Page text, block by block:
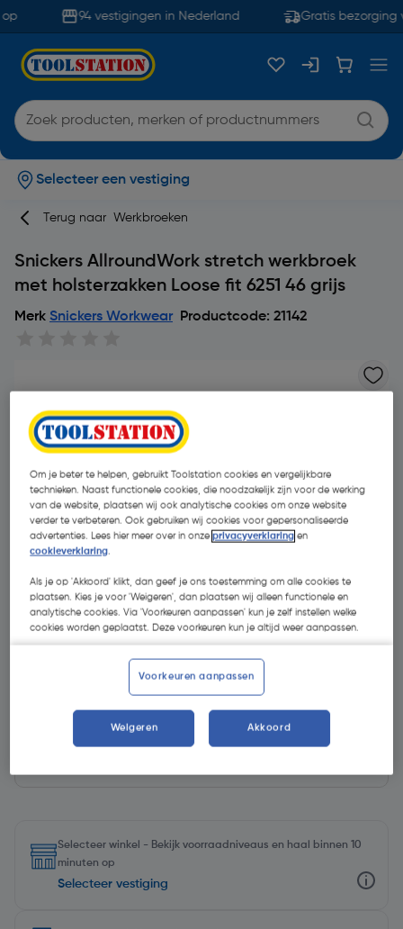
94 vestigingen in Nederland Gratis bezorging
Selecteer een vestiging
Terug naar Werkbroeken
Snickers AllroundWork stretch werkbroek
met holsterzakken Loose fit 6251 46 grijs
Merk Snickers Workwear Productcode: 21142
| Excl. btw € 107,40
Kies productvariant(15)
Selecteer winkel - Bekijk voorraadniveaus en haal binnen 10
minuten op
Selecteer vestiging
Om je beter te helpen, gebruikt Toolstation cookies en vergelijkbare
technieken. Naast functionele cookies, die noodzakelijk zijn voor de werking
van de website, plaatsen wij ook analytische cookies om onze website
verder te verbeteren. Ook gebruiken wij cookies voor gepersonaliseerde
advertenties. Lees hier meer over in onzeprivacyverklaring en
cookieverklaring.
Als je op 'Akkoord' klikt, dan geef je ons toestemming om alle cookies te
plaatsen. Kies je voor 'Weigeren', dan plaatsen wij alleen functionele en
analytische cookies. Via 'Voorkeuren aanpassen' kun je zelf instellen welke
cookies worden geplaatst. Deze voorkeuren kun je altijd weer aanpassen.
Voorkeuren aanpassen
Weigeren Akkoord